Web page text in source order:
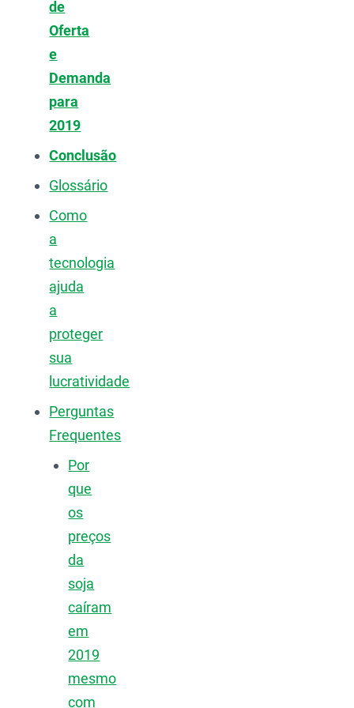
de
Oferta
e
Demanda
para
2019
Conclusão
Glossário
Como
a
tecnologia
ajuda
a
proteger
sua
lucratividade
Perguntas
Frequentes
Por
que
os
preços
da
soja
caíram
em
2019
mesmo
com